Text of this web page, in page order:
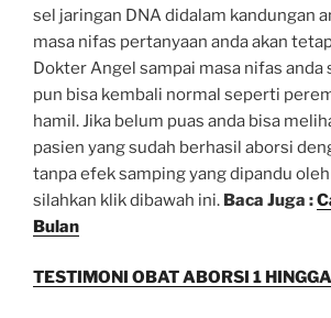
sel jaringan DNA didalam kandungan
masa nifas pertanyaan anda akan
Dokter Angel sampai masa nifas anda
pun bisa kembali normal seperti
hamil. Jika belum puas anda bisa
pasien yang sudah berhasil aborsi
tanpa efek samping yang dipandu
silahkan klik dibawah ini. Baca Juga :
Bulan
TESTIMONI OBAT ABORSI 1